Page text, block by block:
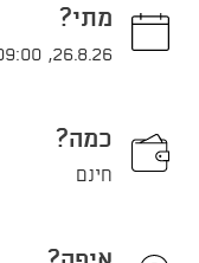
מתי?
26.8.26
,
כמה?
חינם